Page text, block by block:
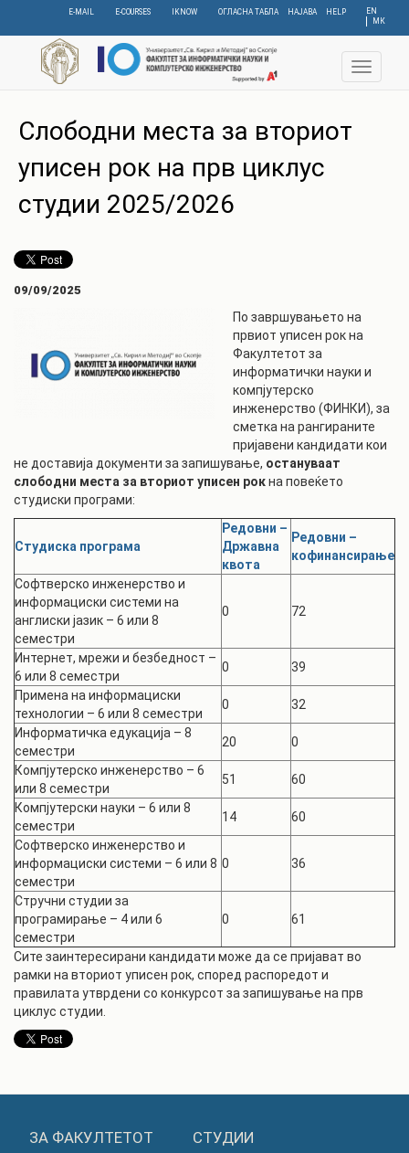
content
EN
МК
E-MAIL E-COURSES IKNOW ОГЛАСНА ТАБЛА НАЈАВА HELP
Toggle
Слободни места за вториот
уписен рок на прв циклус
студии 2025/2026
09/09/2025
По завршувањето на
првиот уписен рок на
Факултетот за
информатички науки и
компјутерско
инженерство (ФИНКИ), за
сметка на рангираните
пријавени кандидати кои
не доставија документи за запишување, остануваат
слободни места за вториот уписен рокна повеќето
студиски програми:
Студиска програма
Редовни –
Државна
квота
Редовни –
кофинансирање
Софтверско инженерство и
информациски системи на
англиски јазик – 6 или 8
семестри
0 72
Интернет, мрежи и безбедност –
6 или 8 семестри
0
39
Примена на информациски
технологии – 6 или 8 семестри
0
32
Информатичка едукација – 8
семестри
20
0
Компјутерско инженерство – 6
или 8 семестри
51
60
Компјутерски науки – 6 или 8
семестри
14
60
Софтверско инженерство и
информациски системи – 6 или 8
семестри
0 36
Стручни студии за
програмирање – 4 или 6
семестри
0 61
Сите заинтересирани кандидати може да се пријават во
рамки на вториот уписен рок, според распоредот и
правилата утврдени со конкурсот за запишување на прв
циклус студии.
ЗА ФАКУЛТЕТОТ СТУДИИ